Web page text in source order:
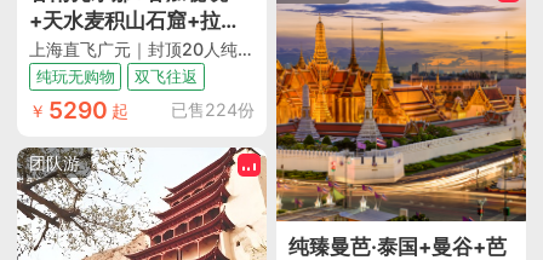
+天水麦积山石窟+拉卜
楞寺+米拉日巴佛阁+若
尔盖花湖+黄河九曲第一
湾+陇南官鹅沟8日7晚跟
上海直飞广元｜封顶20人纯玩团｜全程横排2+1座保姆车｜含14顿餐｜6晚网评4钻+1晚网评5钻酒店
纯玩无购物 双飞往返
￥ 5290 起 已售224份
团队游
纯臻曼芭·泰国+曼谷+芭